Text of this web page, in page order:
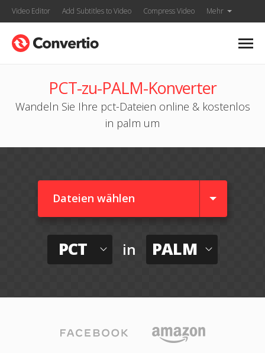
Video Editor Add Subtitles to Video Compress Video Mehr
PCT-zu-PALM-Konverter
Wandeln Sie Ihre pct-Dateien online & kostenlos
in palm um
Dateien wählen
PCT in PALM